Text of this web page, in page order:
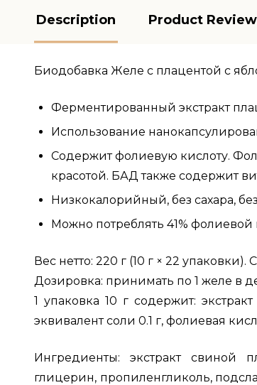
Description Product
Биодобавка Желе с плацентой с
Ферментированный экстракт
Использование
Содержит фолиевую кислоту.
красотой. БАД также содержит
Низкокалорийный, без сахара,
Можно потреблять 41%
Вес нетто: 220 г (10 г × 22
Дозировка: принимать по 1 желе в
1 упаковка 10 г содержит:
эквивалент соли 0.1 г, фолиевая
Ингредиенты: экстракт свиной
глицерин, пропиленгликоль,